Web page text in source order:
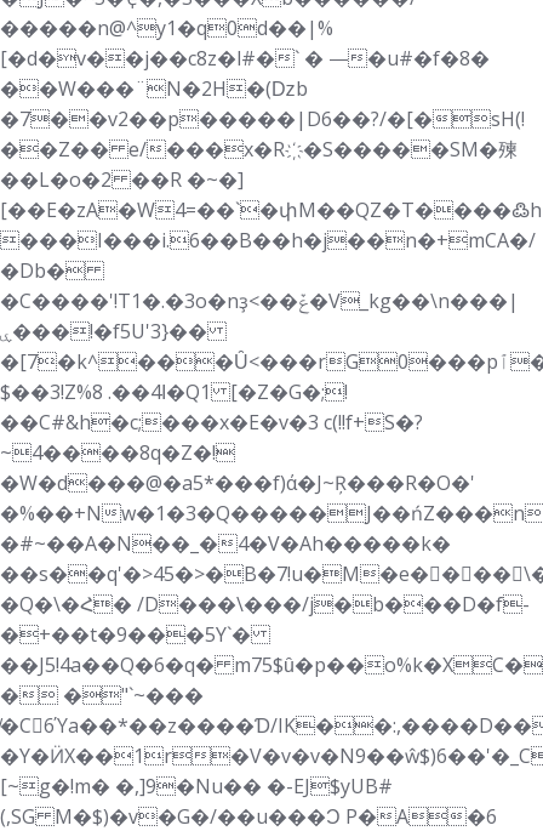
�����n@^y1�q0d��|%
[�d�v��j��c8z�l#�` � ⸻�u#�f�8�
��W���¨N�2H�(ǲb
�7��v2��p�����|D6��?/�[�sH(!
��Z�� e/���x�R҉�S�����SM�㱫
��L�o�2 ��R �~�]
[��E�zA�W4=��`�փM��QZ�T����߷h
���I���i.6��B��h�j��n�+mCA�/
�Db�
�C����'!T1�.�3o�nҙ<��ݞ�V_kg��\n���|
ۑ���!�f5U'3}��
�[7�k^���Ȗ<���rG0���pٱ�ϐ��ӌ$=̛bWJw�X��~��"_
$��3!Z%8 .��4ߊ�Q1 [�Z�G�;!
��C#&h�c;���x�E�v�3 c(!!f+S�?
~4����8q�Z�!
�W�d���@�a5*���f)ά�J~Ŗ���R�O�'
�%��+N
�#~��A�N��_�4�V�Ah�����k�
�Q�\�Հ� /D���\���/j�b���D�f-
�+��t�9���5Y`�
��J5!4a��Q�6�q�
� �"`~���
̸�C6Ύa��*��z����Ɗ/
�Y�ӤX��1r
[~g�!m� �,]9�Nu�� �-EJ$yUB#
(,SG M�$)�v�G�/��u���Ɔ P�A�6